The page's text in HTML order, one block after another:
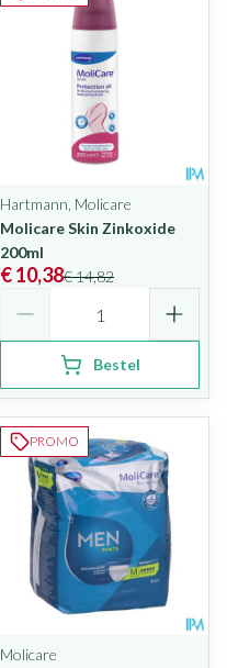
Hartmann, Molicare
Molicare Skin Zinkoxide
200ml
€ 14,82
€ 10,38
Bestel
PROMO
Molicare